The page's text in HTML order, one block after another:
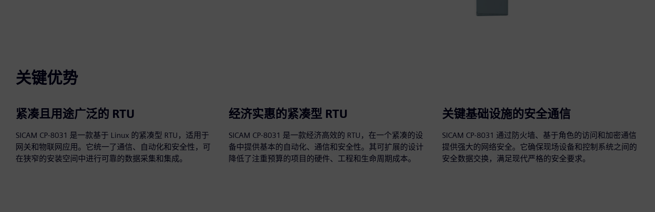
关键优势
紧凑且用途广泛的 RTU
SICAM CP‑8031 是一款基于 Linux 的紧凑型 RTU，适用于
网关和物联网应用。它统一了通信、自动化和安全性，可
在狭窄的安装空间中进行可靠的数据采集和集成。
经济实惠的紧凑型 RTU
SICAM CP-8031 是一款经济高效的 RTU，在一个紧凑的设
备中提供基本的自动化、通信和安全性。其可扩展的设计
降低了注重预算的项目的硬件、工程和生命周期成本。
关键基础设施的安全通信
SICAM CP-8031 通过防火墙、基于角色的访问和加密通信
提供强大的网络安全。它确保现场设备和控制系统之间的
安全数据交换，满足现代严格的安全要求。